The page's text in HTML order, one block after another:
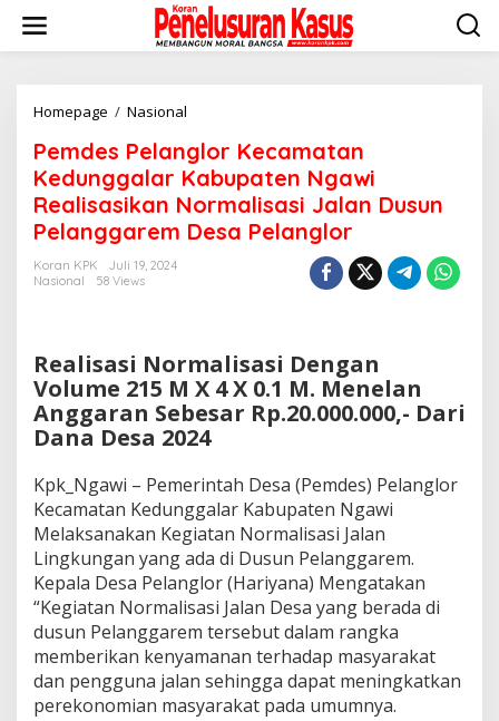
konten
Homepage / Nasional
Kecamatan
Kedunggalar
Kabupaten
Ngawi
Realisasikan
Pelanglor
Pemdes Pelanglor Kecamatan
Kedunggalar Kabupaten Ngawi
Realisasikan Normalisasi Jalan Dusun
Pelanggarem Desa Pelanglor
Koran KPK
Juli 19, 2024
Nasional
58 Views
Realisasi Normalisasi Dengan
Volume 215 M X 4 X 0.1 M. Menelan
Anggaran Sebesar Rp.20.000.000,- Dari
Dana Desa 2024
Kpk_Ngawi – Pemerintah Desa (Pemdes) Pelanglor
Kecamatan Kedunggalar Kabupaten Ngawi
Melaksanakan Kegiatan Normalisasi Jalan
Lingkungan yang ada di Dusun Pelanggarem.
Kepala Desa Pelanglor (Hariyana) Mengatakan
“Kegiatan Normalisasi Jalan Desa yang berada di
dusun Pelanggarem tersebut dalam rangka
memberikan kenyamanan terhadap masyarakat
dan pengguna jalan sehingga dapat meningkatkan
perekonomian masyarakat pada umumnya.